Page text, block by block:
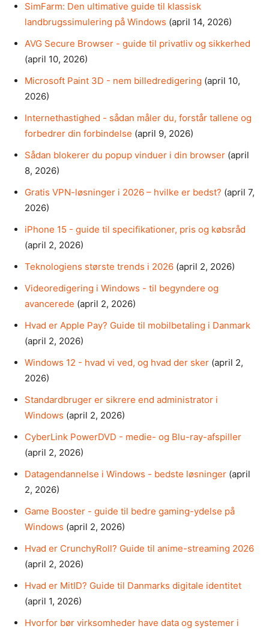
SimFarm: Den ultimative guide til klassisk
landbrugssimulering på Windows (april 14, 2026)
AVG Secure Browser - guide til privatliv og sikkerhed
(april 10, 2026)
Microsoft Paint 3D - nem billedredigering (april 10,
2026)
Internethastighed - sådan måler du, forstår tallene og
forbedrer din forbindelse (april 9, 2026)
Sådan blokerer du popup vinduer i din browser (april
8, 2026)
Gratis VPN-løsninger i 2026 – hvilke er bedst? (april 7,
2026)
iPhone 15 - guide til specifikationer, pris og købsråd
(april 2, 2026)
Teknologiens største trends i 2026 (april 2, 2026)
Videoredigering i Windows - til begyndere og
avancerede (april 2, 2026)
Hvad er Apple Pay? Guide til mobilbetaling i Danmark
(april 2, 2026)
Windows 12 - hvad vi ved, og hvad der sker (april 2,
2026)
Standardbruger er sikrere end administrator i
Windows (april 2, 2026)
CyberLink PowerDVD - medie- og Blu-ray-afspiller
(april 2, 2026)
Datagendannelse i Windows - bedste løsninger (april
2, 2026)
Game Booster - guide til bedre gaming-ydelse på
Windows (april 2, 2026)
Hvad er CrunchyRoll? Guide til anime-streaming 2026
(april 2, 2026)
Hvad er MitID? Guide til Danmarks digitale identitet
(april 1, 2026)
Hvorfor bør virksomheder have data og systemer i